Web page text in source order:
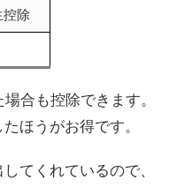
控除
合も控除できます。
ほうがお得です。
てくれているので、